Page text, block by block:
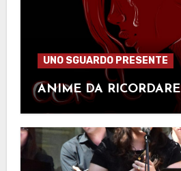
UNO SGUARDO PRESENTE
ANIME DA RICORDARE